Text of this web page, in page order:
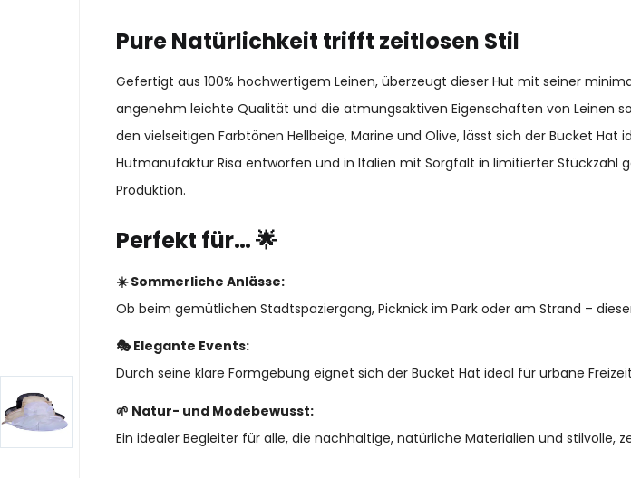
Pure Natürlichkeit trifft zeitlosen Stil
Gefertigt aus 100% hochwertigem Leinen, überzeugt dieser Hut mit seiner
angenehm leichte Qualität und die atmungsaktiven Eigenschaften von Leinen
den vielseitigen Farbtönen Hellbeige, Marine und Olive, lässt sich der Bucket
Hutmanufaktur Risa entworfen und in Italien mit Sorgfalt in limitierter
Produktion.
Perfekt für… 🌟
☀️ Sommerliche Anlässe:
Ob beim gemütlichen Stadtspaziergang, Picknick im Park oder am Strand –
🎭 Elegante Events:
Durch seine klare Formgebung eignet sich der Bucket Hat ideal für urbane
🌱 Natur- und Modebewusst:
Ein idealer Begleiter für alle, die nachhaltige, natürliche Materialien und stilvolle,